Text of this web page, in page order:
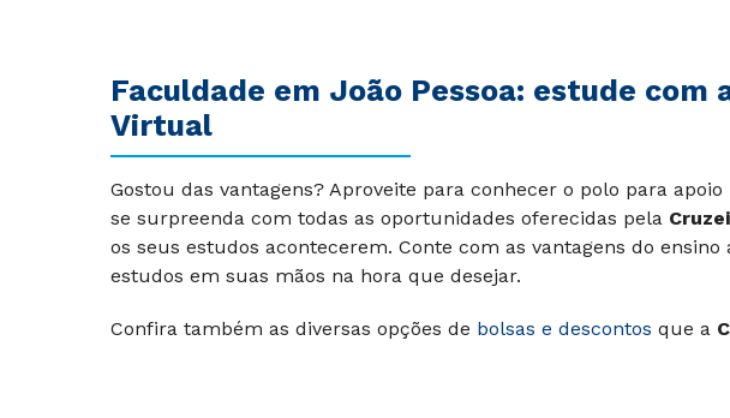
Faculdade em João Pessoa: estude com
Virtual
Gostou das vantagens? Aproveite para conhecer o polo para
se surpreenda com todas as oportunidades oferecidas pela
os seus estudos acontecerem. Conte com as vantagens do
estudos em suas mãos na hora que desejar.
Confira também as diversas opções de bolsas e descontos que a